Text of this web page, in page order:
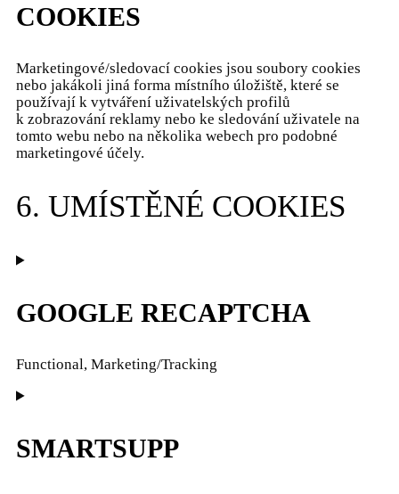
COOKIES
Marketingové/sledovací cookies jsou soubory cookies
nebo jakákoli jiná forma místního úložiště, které se
používají k vytváření uživatelských profilů
k zobrazování reklamy nebo ke sledování uživatele na
tomto webu nebo na několika webech pro podobné
marketingové účely.
6. UMÍSTĚNÉ COOKIES
GOOGLE RECAPTCHA
Functional, Marketing/Tracking
Consent
google-
recaptcha
SMARTSUPP